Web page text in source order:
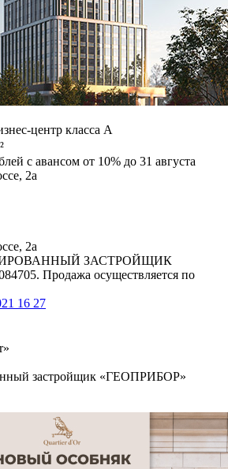
центр класса А
с авансом от 10% до 31 августа
2а
2а
ЗАСТРОЙЩИК
Продажа осуществляется по
16 27
застройщик «ГЕОПРИБОР»